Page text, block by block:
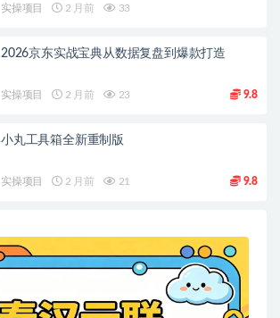
实操项目 2 月前 33
2026京东实战宝典从数据复盘到爆款打造
实操项目 2 月前 23 9.8
小丸工具箱全新重制版
实操项目 2 月前 21 9.8